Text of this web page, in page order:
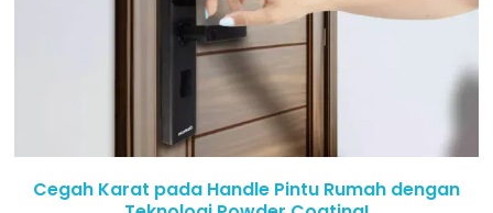
Cegah Karat pada Handle Pintu Rumah dengan